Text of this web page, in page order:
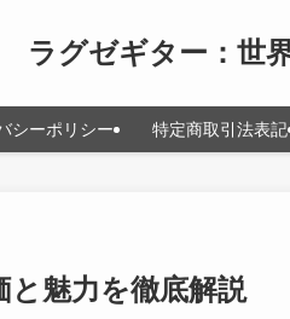
ラグゼギター：世
シーポリシー 特定商取引法表記
魅力を徹底解説